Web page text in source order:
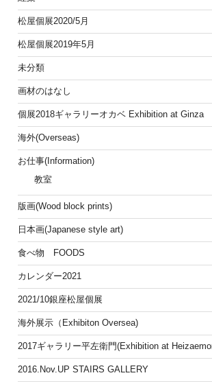
松屋個展2020/5月
松屋個展2019年5月
未分類
画材のはなし
個展2018ギャラリーオカベ Exhibition at Ginza
海外(Overseas)
お仕事(Information)
教室
版画(Wood block prints)
日本画(Japanese style art)
食べ物 FOODS
カレンダー2021
2021/10銀座松屋個展
海外展示（Exhibiton Oversea)
2017ギャラリー平左衛門(Exhibition at
2016.Nov.UP STAIRS GALLERY